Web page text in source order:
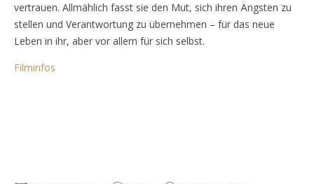
vertrauen. Allmählich fasst sie den Mut, sich ihren Ängsten zu
stellen und Verantwortung zu übernehmen – für das neue
Leben in ihr, aber vor allem für sich selbst.
Filminfos